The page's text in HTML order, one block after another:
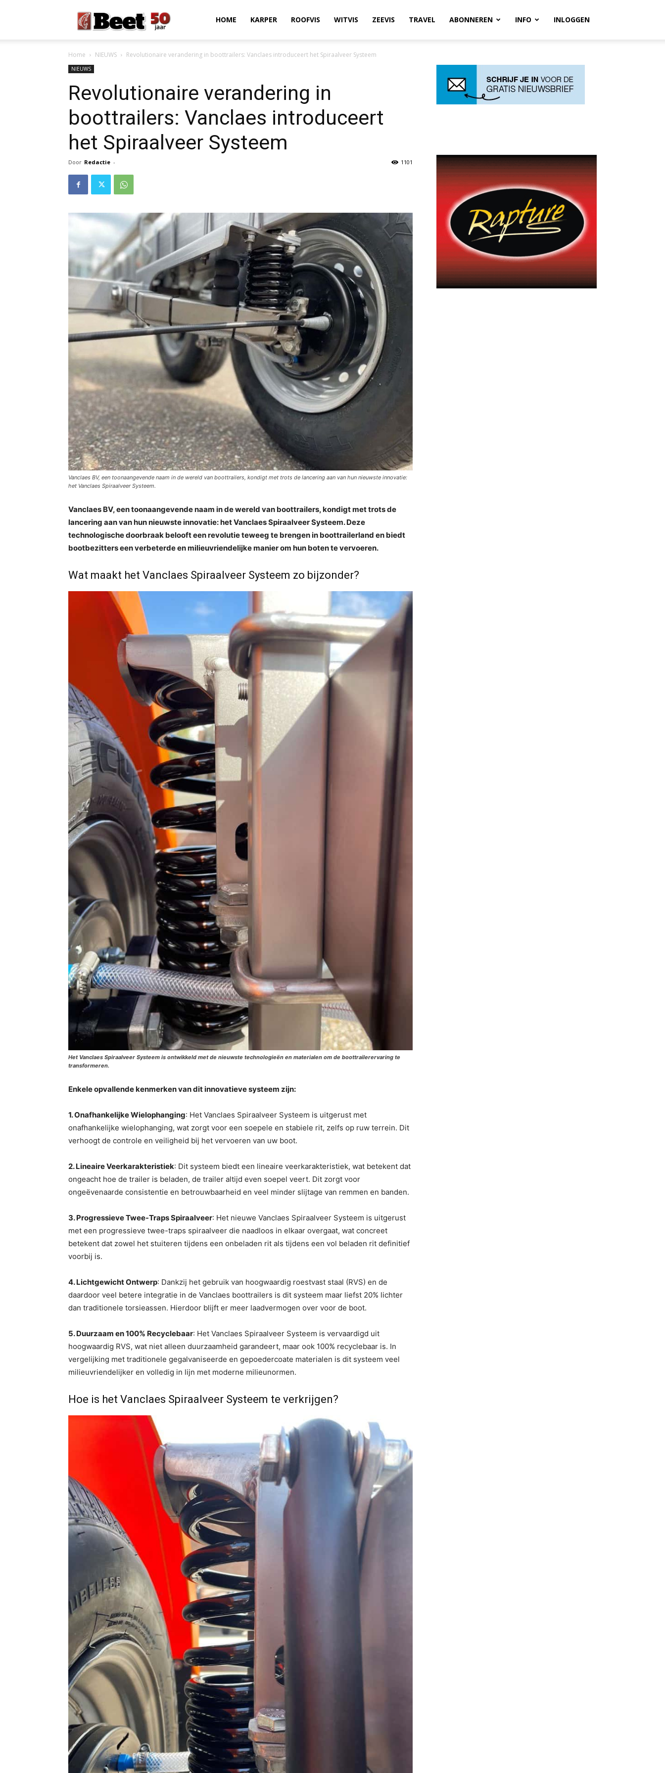
Magazine
HOME KARPER ROOFVIS WITVIS ZEEVIS TRAVEL ABONNEREN INFO INLOGGEN
Home NIEUWS Revolutionaire verandering in boottrailers: Vanclaes introduceert het Spiraalveer Systeem
NIEUWS
Revolutionaire verandering in
boottrailers: Vanclaes introduceert
het Spiraalveer Systeem
Door Redactie - 1101
Vanclaes BV, een toonaangevende naam in de wereld van boottrailers, kondigt met trots de lancering aan van hun nieuwste innovatie:
het Vanclaes Spiraalveer Systeem.
Vanclaes BV, een toonaangevende naam in de wereld van boottrailers, kondigt met trots de
lancering aan van hun nieuwste innovatie: het Vanclaes Spiraalveer Systeem. Deze
technologische doorbraak belooft een revolutie teweeg te brengen in boottrailerland en biedt
bootbezitters een verbeterde en milieuvriendelijke manier om hun boten te vervoeren.
Wat maakt het Vanclaes Spiraalveer Systeem zo bijzonder?
Het Vanclaes Spiraalveer Systeem is ontwikkeld met de nieuwste technologieën en materialen om de boottrailerervaring te
transformeren.
Enkele opvallende kenmerken van dit innovatieve systeem zijn:
1. Onafhankelijke Wielophanging: Het Vanclaes Spiraalveer Systeem is uitgerust met
onafhankelijke wielophanging, wat zorgt voor een soepele en stabiele rit, zelfs op ruw terrein. Dit
verhoogt de controle en veiligheid bij het vervoeren van uw boot.
2. Lineaire Veerkarakteristiek: Dit systeem biedt een lineaire veerkarakteristiek, wat betekent dat
ongeacht hoe de trailer is beladen, de trailer altijd even soepel veert. Dit zorgt voor
ongeëvenaarde consistentie en betrouwbaarheid en veel minder slijtage van remmen en banden.
3. Progressieve Twee-Traps Spiraalveer: Het nieuwe Vanclaes Spiraalveer Systeem is uitgerust
met een progressieve twee-traps spiraalveer die naadloos in elkaar overgaat, wat concreet
betekent dat zowel het stuiteren tijdens een onbeladen rit als tijdens een vol beladen rit definitief
voorbij is.
4. Lichtgewicht Ontwerp: Dankzij het gebruik van hoogwaardig roestvast staal (RVS) en de
daardoor veel betere integratie in de Vanclaes boottrailers is dit systeem maar liefst 20% lichter
dan traditionele torsieassen. Hierdoor blijft er meer laadvermogen over voor de boot.
5. Duurzaam en 100% Recyclebaar: Het Vanclaes Spiraalveer Systeem is vervaardigd uit
hoogwaardig RVS, wat niet alleen duurzaamheid garandeert, maar ook 100% recyclebaar is. In
vergelijking met traditionele gegalvaniseerde en gepoedercoate materialen is dit systeem veel
milieuvriendelijker en volledig in lijn met moderne milieunormen.
Hoe is het Vanclaes Spiraalveer Systeem te verkrijgen?